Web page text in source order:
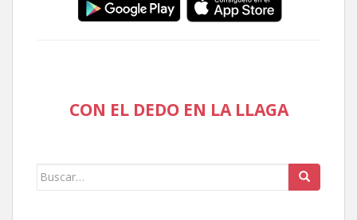
CON EL DEDO EN LA LLAGA
Buscar: